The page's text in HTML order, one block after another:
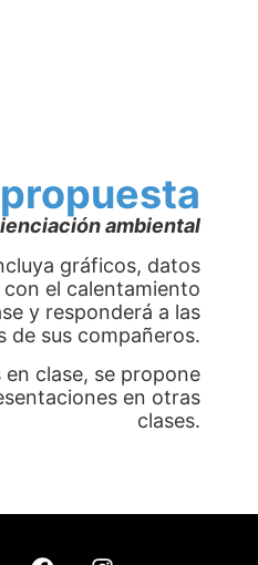
ambiental
gráficos, datos
el calentamiento
y responderá a las
de sus compañeros.
clase, se propone
en otras
clases.